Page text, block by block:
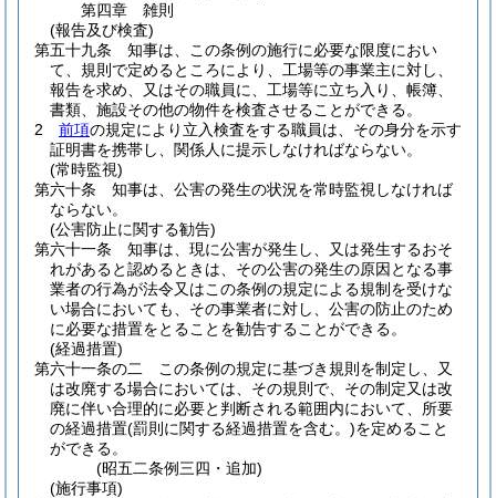
第四章
雑則
(報告及び検査)
第五十九条
知事は、この条例の施行に必要な限度におい
て、規則で定めるところにより、工場等の事業主に対し、
報告を求め、又はその職員に、工場等に立ち入り、帳簿、
書類、施設その他の物件を検査させることができる。
2
前項の規定により立入検査をする職員は、その身分を示す
証明書を携帯し、関係人に提示しなければならない。
(常時監視)
第六十条
知事は、公害の発生の状況を常時監視しなければ
ならない。
(公害防止に関する勧告)
第六十一条
知事は、現に公害が発生し、又は発生するおそ
れがあると認めるときは、その公害の発生の原因となる事
業者の行為が法令又はこの条例の規定による規制を受けな
い場合においても、その事業者に対し、公害の防止のため
に必要な措置をとることを勧告することができる。
(経過措置)
第六十一条の二
この条例の規定に基づき規則を制定し、又
は改廃する場合においては、その規則で、その制定又は改
廃に伴い合理的に必要と判断される範囲内において、所要
の経過措置(罰則に関する経過措置を含む。)を定めること
ができる。
(昭五二条例三四・追加)
(施行事項)